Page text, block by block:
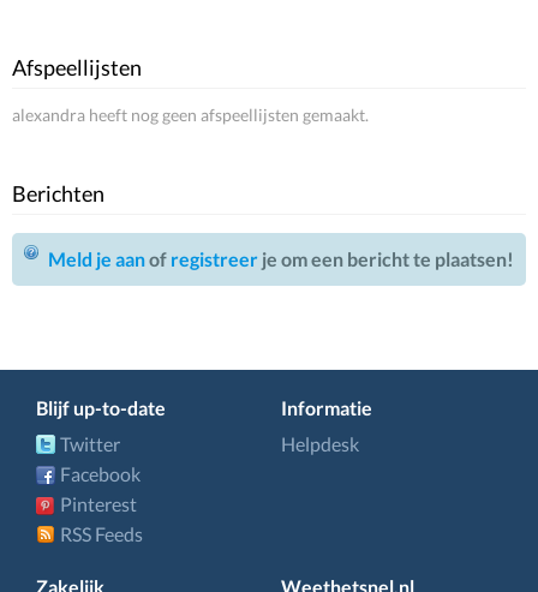
Afspeellijsten
alexandra heeft nog geen afspeellijsten gemaakt.
Berichten
Meld je aanof registreer je om een bericht te plaatsen!
Blijf up-to-date
Twitter
Facebook
Pinterest
RSS Feeds
Informatie
Helpdesk
Zakelijk Weethetsnel.nl